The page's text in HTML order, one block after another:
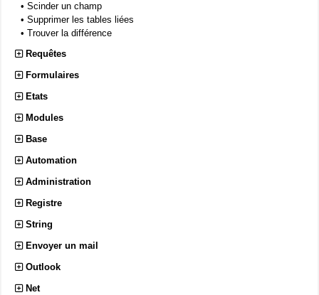
• Scinder un champ
• Supprimer les tables liées
• Trouver la différence
Requêtes
Formulaires
Etats
Modules
Base
Automation
Administration
Registre
String
Envoyer un mail
Outlook
Net